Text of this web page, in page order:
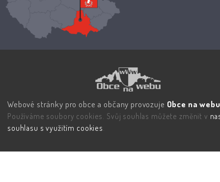
Webové stránky pro obce a občany provozuje Obce na
Používáme soubory cookies. Svůj souhlas můžete změnit v
souhlasu s využitím cookies.